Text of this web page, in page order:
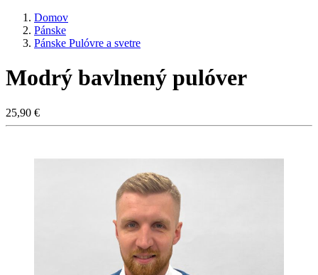
Domov
Pánske
Pánske Pulóvre a svetre
Modrý bavlnený pulóver
25,90 €